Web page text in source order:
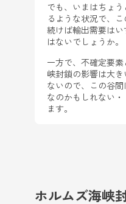
でも、いまはちょ
るような状況で、
続けば輸出需要は
はないでしょうか。
一方で、不確定要
峡封鎖の影響は大
ないので、この谷
なのかもしれない
ます。
ホルムズ海峡